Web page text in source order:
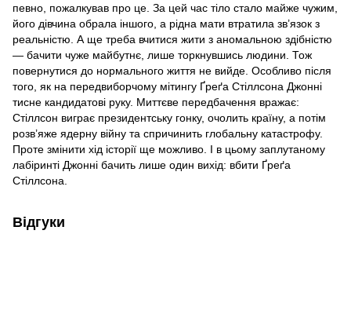
певно, пожалкував про це. За цей час тіло стало майже чужим,
його дівчина обрала іншого, а рідна мати втратила зв’язок з
реальністю. А ще треба вчитися жити з аномальною здібністю
— бачити чуже майбутнє, лише торкнувшись людини. Тож
повернутися до нормального життя не вийде. Особливо після
того, як на передвиборчому мітингу Ґреґа Стіллсона Джонні
тисне кандидатові руку. Миттєве передбачення вражає:
Стіллсон виграє президентську гонку, очолить країну, а потім
розв’яже ядерну війну та спричинить глобальну катастрофу.
Проте змінити хід історії ще можливо. І в цьому заплутаному
лабіринті Джонні бачить лише один вихід: вбити Ґреґа
Стіллсона.
Відгуки